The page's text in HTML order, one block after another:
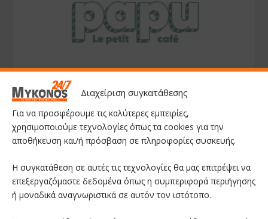
Διαχείριση συγκατάθεσης
Για να προσφέρουμε τις καλύτερες εμπειρίες,
χρησιμοποιούμε τεχνολογίες όπως τα cookies για την
αποθήκευση και/ή πρόσβαση σε πληροφορίες συσκευής.
Η συγκατάθεση σε αυτές τις τεχνολογίες θα μας επιτρέψει να
επεξεργαζόμαστε δεδομένα όπως η συμπεριφορά περιήγησης
ή μοναδικά αναγνωριστικά σε αυτόν τον ιστότοπο.